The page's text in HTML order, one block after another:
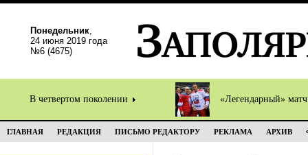
Понедельник,
24 июня 2019 года
№6 (4675)
В четвертом поколении «Легендарный»
ГЛАВНАЯ РЕДАКЦИЯ ПИСЬМО РЕДАКТОРУ РЕКЛАМА АРХИВ